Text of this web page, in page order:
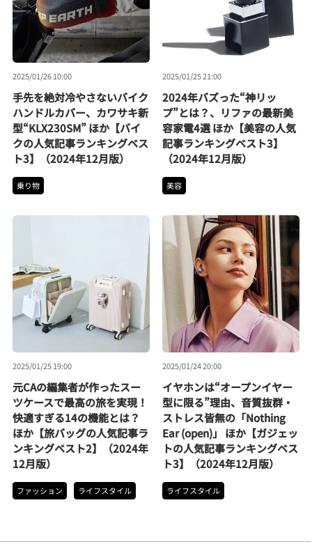
2025/01/26 10:00
手先を絶対冷やさないバイク
ハンドルカバー、カワサキ新
型“KLX230SM” ほか【バイ
クの人気記事ランキングベス
ト3】（2024年12月版）
乗り物
2025/01/25 21:00
2024年バズった“神リッ
プ”とは？、リファの最新美
容家電4選 ほか【美容の人気
記事ランキングベスト3】
（2024年12月版）
美容
2025/01/25 19:00
元CAの編集者が作ったスー
ツケースで最高の旅を実現！
快適すぎる14の機能とは？
ほか【旅バッグの人気記事ラ
ンキングベスト2】（2024年
12月版）
ファッション ライフスタイル
2025/01/24 20:00
イヤホンは“オープンイヤー
型に限る”理由、音質抜群・
ストレス皆無の「Nothing
Ear (open)」 ほか【ガジェッ
トの人気記事ランキングベス
ト3】（2024年12月版）
ライフスタイル